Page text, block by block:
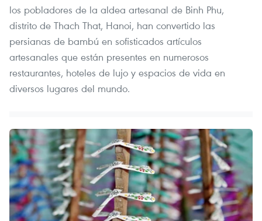
los pobladores de la aldea artesanal de Binh Phu,
distrito de Thach That, Hanoi, han convertido las
persianas de bambú en sofisticados artículos
artesanales que están presentes en numerosos
restaurantes, hoteles de lujo y espacios de vida en
diversos lugares del mundo.